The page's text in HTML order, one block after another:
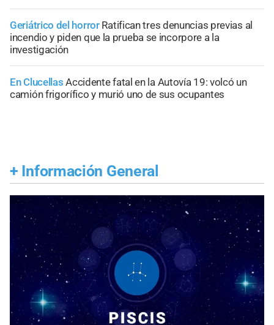
Geriátrico del horror Ratifican tres denuncias previas al
incendio y piden que la prueba se incorpore a la
investigación
En Clucellas Accidente fatal en la Autovía 19: volcó un
camión frigorífico y murió uno de sus ocupantes
+ Información General